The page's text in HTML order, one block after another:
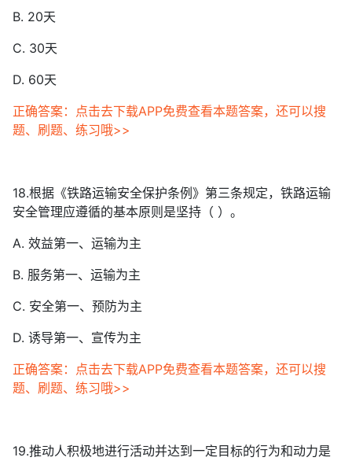
B. 20天
C. 30天
D. 60天
正确答案：点击去下载APP免费查看本题答案，还可以搜
题、刷题、练习哦>>
18.根据《铁路运输安全保护条例》第三条规定，铁路运输
安全管理应遵循的基本原则是坚持（ ）。
A. 效益第一、运输为主
B. 服务第一、运输为主
C. 安全第一、预防为主
D. 诱导第一、宣传为主
正确答案：点击去下载APP免费查看本题答案，还可以搜
题、刷题、练习哦>>
19.推动人积极地进行活动并达到一定目标的行为和动力是